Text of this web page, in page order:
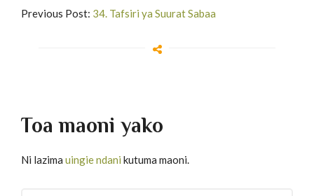
Previous Post: 34. Tafsiri ya Suurat Sabaa
Toa maoni yako
Ni lazima uingie ndani kutuma maoni.